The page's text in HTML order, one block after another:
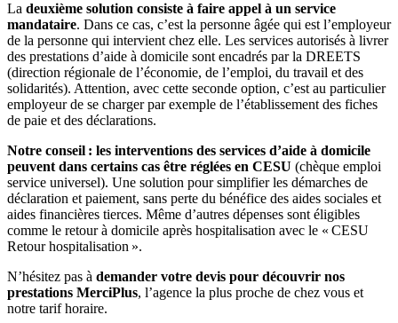
La deuxième solution consiste à faire appel à un service
mandataire. Dans ce cas, c’est la personne âgée qui est l’employeur
de la personne qui intervient chez elle. Les services autorisés à livrer
des prestations d’aide à domicile sont encadrés par la DREETS
(direction régionale de l’économie, de l’emploi, du travail et des
solidarités). Attention, avec cette seconde option, c’est au particulier
employeur de se charger par exemple de l’établissement des fiches
de paie et des déclarations.
Notre conseil : les interventions des services d’aide à domicile
peuvent dans certains cas être réglées en CESU (chèque emploi
service universel). Une solution pour simplifier les démarches de
déclaration et paiement, sans perte du bénéfice des aides sociales et
aides financières tierces. Même d’autres dépenses sont éligibles
comme le retour à domicile après hospitalisation avec le « CESU
Retour hospitalisation ».
N’hésitez pas à demander votre devis pour découvrir nos
prestations MerciPlus, l’agence la plus proche de chez vous et
notre tarif horaire.